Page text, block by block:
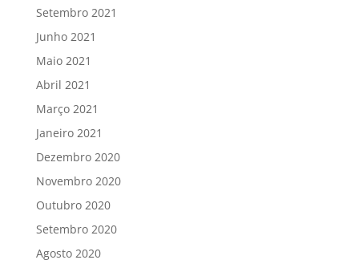
Setembro 2021
Junho 2021
Maio 2021
Abril 2021
Março 2021
Janeiro 2021
Dezembro 2020
Novembro 2020
Outubro 2020
Setembro 2020
Agosto 2020